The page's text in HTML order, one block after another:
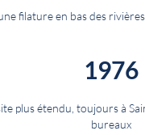
filature en bas des
1976
plus étendu, toujours à
bureaux